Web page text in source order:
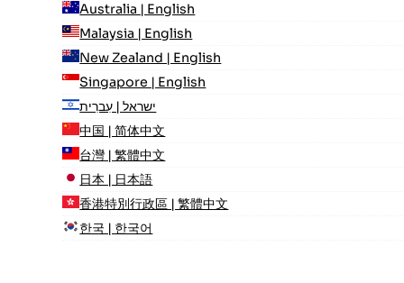
Australia | English
Malaysia | English
New Zealand | English
Singapore | English
ישראל | עִברִית
中国 | 简体中文
台灣 | 繁體中文
日本 | 日本語
香港特別行政區 | 繁體中文
한국 | 한국어